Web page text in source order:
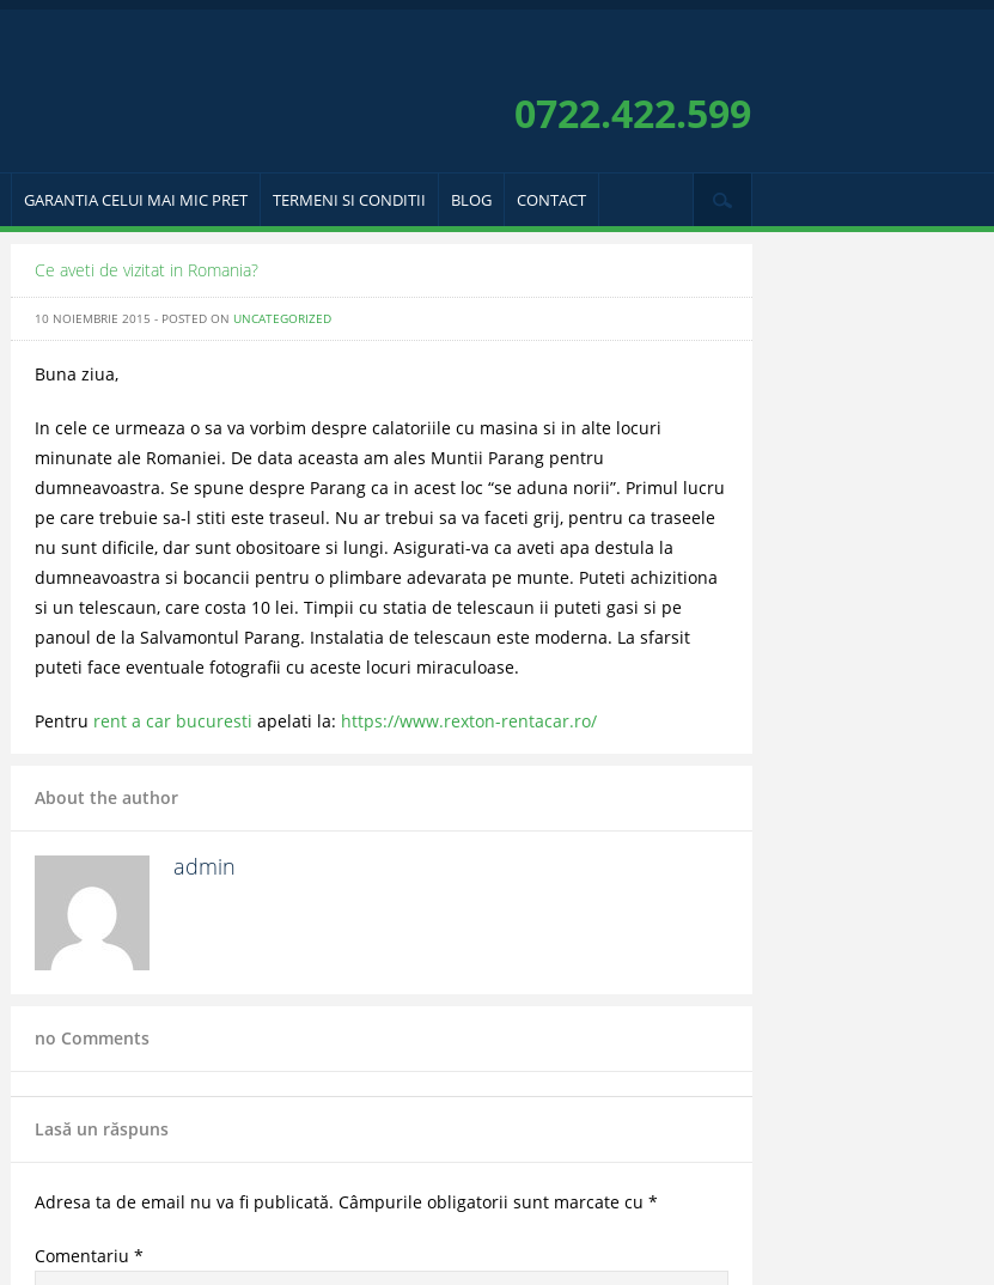
0722.422.599
GARANTIA CELUI MAI MIC PRET TERMENI SI CONDITII BLOG CONTACT
Ce aveti de vizitat in Romania?
10 NOIEMBRIE 2015 - POSTED ON UNCATEGORIZED
Buna ziua,
In cele ce urmeaza o sa va vorbim despre calatoriile cu masina si in alte locuri
minunate ale Romaniei. De data aceasta am ales Muntii Parang pentru
dumneavoastra. Se spune despre Parang ca in acest loc “se aduna norii”. Primul lucru
pe care trebuie sa-l stiti este traseul. Nu ar trebui sa va faceti grij, pentru ca traseele
nu sunt dificile, dar sunt obositoare si lungi. Asigurati-va ca aveti apa destula la
dumneavoastra si bocancii pentru o plimbare adevarata pe munte. Puteti achizitiona
si un telescaun, care costa 10 lei. Timpii cu statia de telescaun ii puteti gasi si pe
panoul de la Salvamontul Parang. Instalatia de telescaun este moderna. La sfarsit
puteti face eventuale fotografii cu aceste locuri miraculoase.
Pentru rent a car bucuresti apelati la: https://www.rexton-rentacar.ro/
About the author
admin
no Comments
Lasă un răspuns
Adresa ta de email nu va fi publicată. Câmpurile obligatorii sunt marcate cu *
Comentariu *